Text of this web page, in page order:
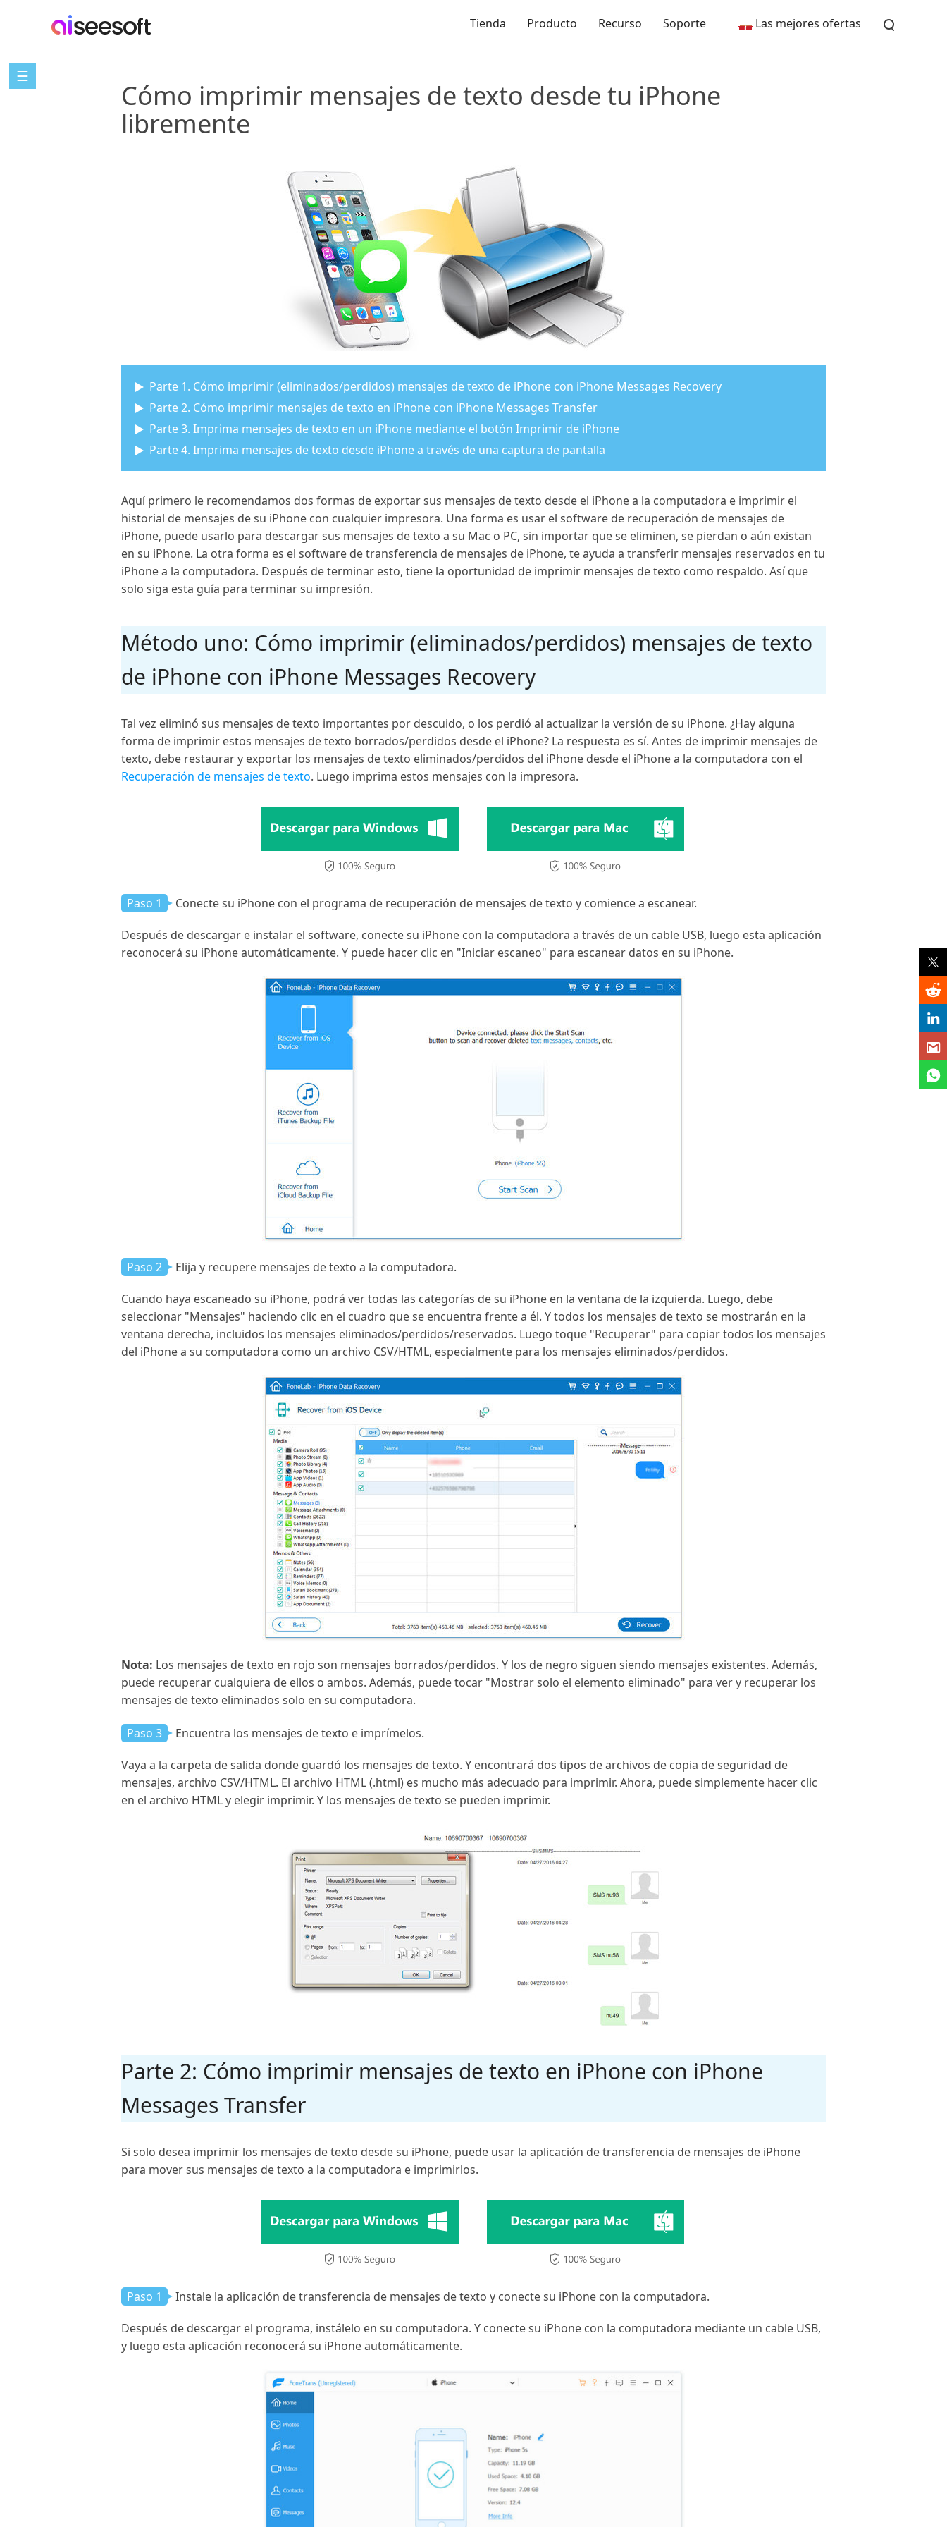
Tienda Producto Recurso Soporte Las mejores ofertas
☰
Cómo imprimir mensajes de texto desde tu iPhone
libremente
Parte 1. Cómo imprimir (eliminados/perdidos) mensajes de texto de iPhone con iPhone Messages Recovery
Parte 2. Cómo imprimir mensajes de texto en iPhone con iPhone Messages Transfer
Parte 3. Imprima mensajes de texto en un iPhone mediante el botón Imprimir de iPhone
Parte 4. Imprima mensajes de texto desde iPhone a través de una captura de pantalla
Aquí primero le recomendamos dos formas de exportar sus mensajes de texto desde el iPhone a la computadora e imprimir el
historial de mensajes de su iPhone con cualquier impresora. Una forma es usar el software de recuperación de mensajes de
iPhone, puede usarlo para descargar sus mensajes de texto a su Mac o PC, sin importar que se eliminen, se pierdan o aún existan
en su iPhone. La otra forma es el software de transferencia de mensajes de iPhone, te ayuda a transferir mensajes reservados en tu
iPhone a la computadora. Después de terminar esto, tiene la oportunidad de imprimir mensajes de texto como respaldo. Así que
solo siga esta guía para terminar su impresión.
Método uno: Cómo imprimir (eliminados/perdidos) mensajes de texto
de iPhone con iPhone Messages Recovery
Tal vez eliminó sus mensajes de texto importantes por descuido, o los perdió al actualizar la versión de su iPhone. ¿Hay alguna
forma de imprimir estos mensajes de texto borrados/perdidos desde el iPhone? La respuesta es sí. Antes de imprimir mensajes de
texto, debe restaurar y exportar los mensajes de texto eliminados/perdidos del iPhone desde el iPhone a la computadora con el
Recuperación de mensajes de texto. Luego imprima estos mensajes con la impresora.
Paso 1 Conecte su iPhone con el programa de recuperación de mensajes de texto y comience a escanear.
Después de descargar e instalar el software, conecte su iPhone con la computadora a través de un cable USB, luego esta aplicación
reconocerá su iPhone automáticamente. Y puede hacer clic en "Iniciar escaneo" para escanear datos en su iPhone.
Paso 2 Elija y recupere mensajes de texto a la computadora.
Cuando haya escaneado su iPhone, podrá ver todas las categorías de su iPhone en la ventana de la izquierda. Luego, debe
seleccionar "Mensajes" haciendo clic en el cuadro que se encuentra frente a él. Y todos los mensajes de texto se mostrarán en la
ventana derecha, incluidos los mensajes eliminados/perdidos/reservados. Luego toque "Recuperar" para copiar todos los mensajes
del iPhone a su computadora como un archivo CSV/HTML, especialmente para los mensajes eliminados/perdidos.
Nota: Los mensajes de texto en rojo son mensajes borrados/perdidos. Y los de negro siguen siendo mensajes existentes. Además,
puede recuperar cualquiera de ellos o ambos. Además, puede tocar "Mostrar solo el elemento eliminado" para ver y recuperar los
mensajes de texto eliminados solo en su computadora.
Paso 3 Encuentra los mensajes de texto e imprímelos.
Vaya a la carpeta de salida donde guardó los mensajes de texto. Y encontrará dos tipos de archivos de copia de seguridad de
mensajes, archivo CSV/HTML. El archivo HTML (.html) es mucho más adecuado para imprimir. Ahora, puede simplemente hacer clic
en el archivo HTML y elegir imprimir. Y los mensajes de texto se pueden imprimir.
Parte 2: Cómo imprimir mensajes de texto en iPhone con iPhone
Messages Transfer
Si solo desea imprimir los mensajes de texto desde su iPhone, puede usar la aplicación de transferencia de mensajes de iPhone
para mover sus mensajes de texto a la computadora e imprimirlos.
Paso 1 Instale la aplicación de transferencia de mensajes de texto y conecte su iPhone con la computadora.
Después de descargar el programa, instálelo en su computadora. Y conecte su iPhone con la computadora mediante un cable USB,
y luego esta aplicación reconocerá su iPhone automáticamente.